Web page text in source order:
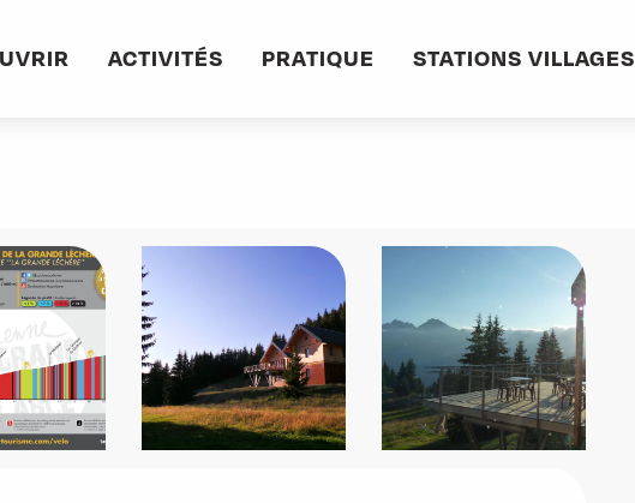
ACTIVITÉS PRATIQUE STATIONS VILLAGES